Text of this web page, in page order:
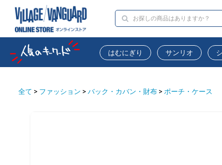
はむにぎり サンリオ
全て > ファッション > バック・カバン・財布 > ポーチ・ケース